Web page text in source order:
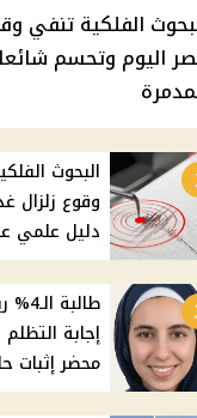
الفلكية تنفي
اليوم وتحسم
البحوث
دليل علمي
إجابة
محضر إثبات